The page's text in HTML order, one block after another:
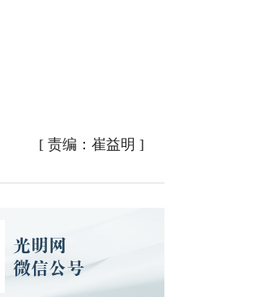
[ 责编：崔益明 ]